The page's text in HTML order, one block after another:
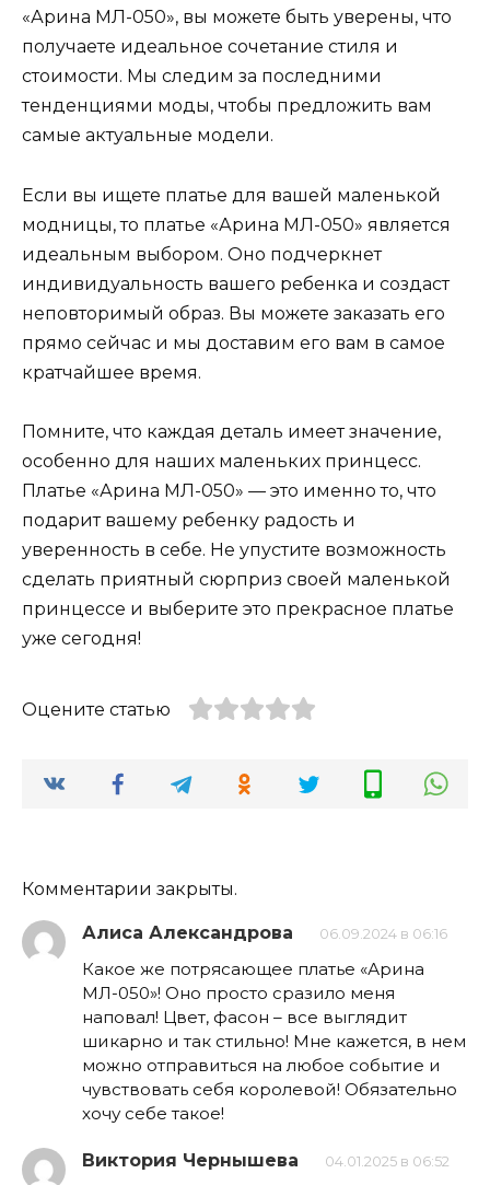
«Арина МЛ-050», вы можете быть уверены, что
получаете идеальное сочетание стиля и
стоимости. Мы следим за последними
тенденциями моды, чтобы предложить вам
самые актуальные модели.
Если вы ищете платье для вашей маленькой
модницы, то платье «Арина МЛ-050» является
идеальным выбором. Оно подчеркнет
индивидуальность вашего ребенка и создаст
неповторимый образ. Вы можете заказать его
прямо сейчас и мы доставим его вам в самое
кратчайшее время.
Помните, что каждая деталь имеет значение,
особенно для наших маленьких принцесс.
Платье «Арина МЛ-050» — это именно то, что
подарит вашему ребенку радость и
уверенность в себе. Не упустите возможность
сделать приятный сюрприз своей маленькой
принцессе и выберите это прекрасное платье
уже сегодня!
Оцените статью
Комментарии закрыты.
Алиса Александрова 06.09.2024 в 06:16
Какое же потрясающее платье «Арина
МЛ-050»! Оно просто сразило меня
наповал! Цвет, фасон – все выглядит
шикарно и так стильно! Мне кажется, в нем
можно отправиться на любое событие и
чувствовать себя королевой! Обязательно
хочу себе такое!
Виктория Чернышева 04.01.2025 в 06:52